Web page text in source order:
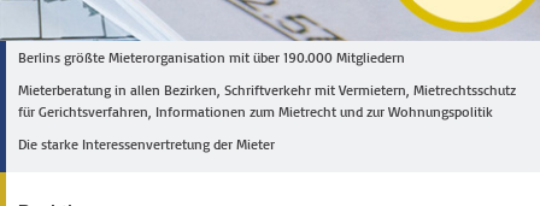
Berlins größte Mieterorganisation mit über 190.000 Mitgliedern
Mieterberatung in allen Bezirken, Schriftverkehr mit Vermietern, Mietrechtsschutz
für Gerichtsverfahren, Informationen zum Mietrecht und zur Wohnungspolitik
Die starke Interessenvertretung der Mieter